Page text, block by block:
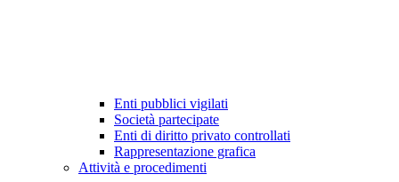
Enti pubblici vigilati
Società partecipate
Enti di diritto privato controllati
Rappresentazione grafica
Attività e procedimenti